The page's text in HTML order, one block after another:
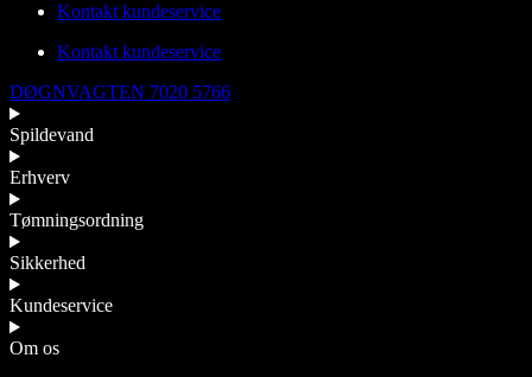
Kontakt kundeservice
Kontakt kundeservice
DØGNVAGTEN 7020 5766
Spildevand
Erhverv
Tømningsordning
Sikkerhed
Kundeservice
Om os